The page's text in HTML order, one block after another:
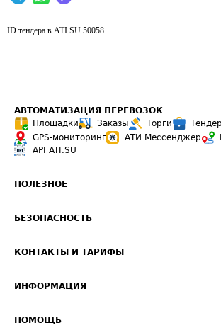
ID тендера в ATI.SU 50058
АВТОМАТИЗАЦИЯ ПЕРЕВОЗОК
Площадки
Заказы Торги
GPS-мониторинг
АТИ Мессенджер
API ATI.SU
ПОЛЕЗНОЕ
Звезды ATI.SU на вашем сайте
Средние ставки
БЕЗОПАСНОСТЬ
Светофор+
О формировании Паспорта
КОНТАКТЫ И ТАРИФЫ
Реклама на сайте
ИНФОРМАЦИЯ
ПОМОЩЬ